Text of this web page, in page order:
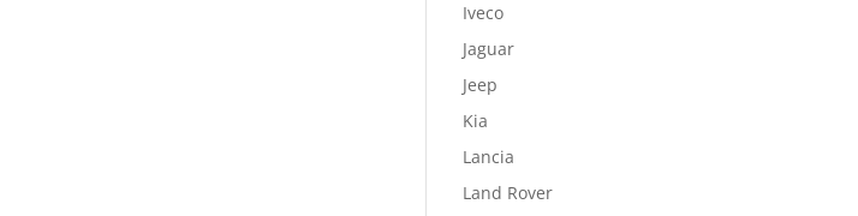
Iveco
Jaguar
Jeep
Kia
Lancia
Land Rover